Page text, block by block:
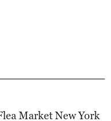
Market New York